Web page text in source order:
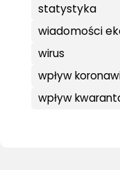
statystyka
wiadomości
wirus
wpływ
wpływ